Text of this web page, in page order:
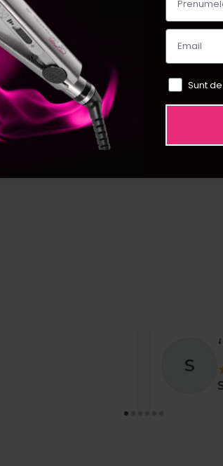
Silhouette 750 ml si cat
este alegerea ideala pentru hairstylisti
de lunga durata chiar si in conditii de
este recomandat un fixativ
pentru coafuri cu volum natural, valuri
parcursul zilei. Ideal pentru femeile care
S
Sunt